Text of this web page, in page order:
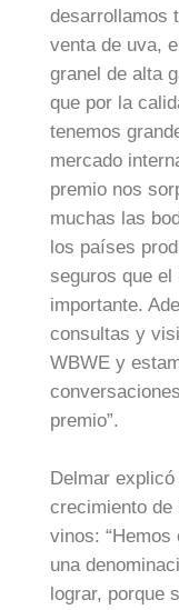
desarrollamos
venta de uva,
granel de alta
que por la
tenemos
mercado
premio nos
muchas las
los países
seguros que
importante.
consultas y
WBWE y
premio”.
Delmar
crecimiento de
vinos: “Hemos
una
lograr, porque